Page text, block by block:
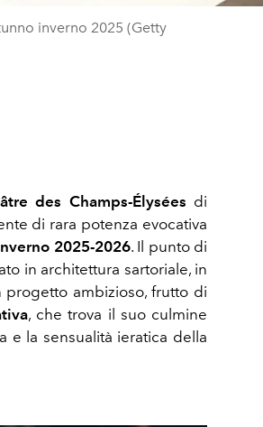
inverno 2025 (Getty
des Champs-Élysées di
di rara potenza evocativa
2025-2026. Il punto di
in architettura sartoriale, in
progetto ambizioso, frutto di
, che trova il suo culmine
e la sensualità ieratica della